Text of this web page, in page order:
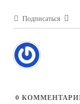
Подписаться
0